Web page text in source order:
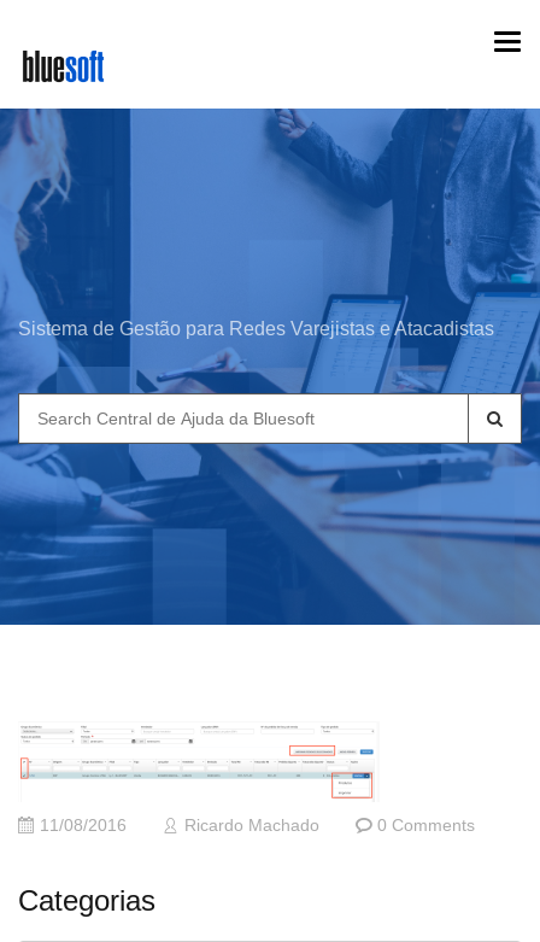
main
content
Sistema de Gestão para Redes Varejistas e Atacadistas
Search
for:
11/08/2016 Ricardo Machado 0 Comments
Categorias